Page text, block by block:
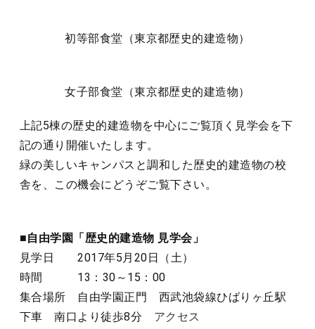
初等部食堂（東京都歴史的建造物）
女子部食堂（東京都歴史的建造物）
上記5棟の歴史的建造物を中心にご覧頂く見学会を下
記の通り開催いたします。
緑の美しいキャンパスと調和した歴史的建造物の校
舎を、この機会にどうぞご覧下さい。
■自由学園「歴史的建造物 見学会」
見学日 2017年5月20日（土）
時間 13：30～15：00
集合場所 自由学園正門 西武池袋線ひばりヶ丘駅
下車 南口より徒歩8分 アクセス